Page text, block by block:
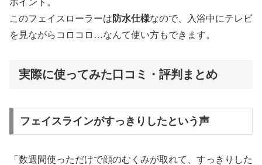
このフェイスローラーは 防水仕様なので、入浴中にテレビ
を見ながらコロコロ…なんて使い方もできます。
実際に使ってみた口コミ・評判まとめ
フェイスラインがすっきりしたという声
「数週間使っただけで顔のむくみが取れて、すっきりした